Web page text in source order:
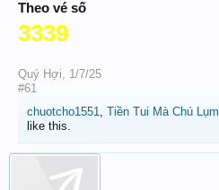
Theo vé số
3339
Quý Hợi, 1/7/25
#61
chuotcho1551, Tiền Tui Mà Chú Lụm
like this.